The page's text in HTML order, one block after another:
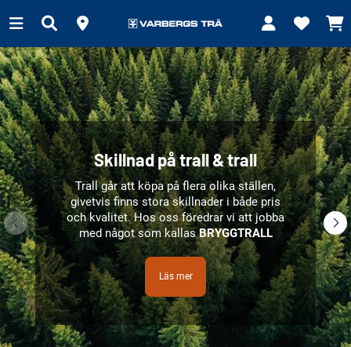
Skillnad på trall & trall
Trall går att köpa på flera olika ställen,
givetvis finns stora skillnader i både pris
och kvalitet.Hos oss föredrar vi att jobba
med något som kallasBRYGGTRALL
Läs mer